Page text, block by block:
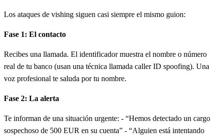
Los ataques de vishing siguen casi siempre el mismo guion:
Fase 1: El contacto
Recibes una llamada. El identificador muestra el nombre o número
real de tu banco (usan una técnica llamada caller ID spoofing). Una
voz profesional te saluda por tu nombre.
Fase 2: La alerta
Te informan de una situación urgente: - “Hemos detectado un cargo
sospechoso de 500 EUR en su cuenta” - “Alguien está intentando